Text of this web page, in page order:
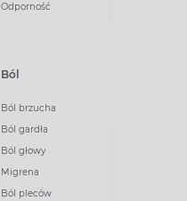
Odporność
Ból
Ból brzucha
Ból gardła
Ból głowy
Migrena
Ból pleców